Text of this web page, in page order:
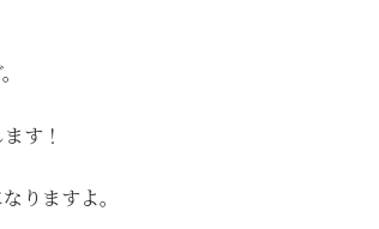
す！
りますよ。